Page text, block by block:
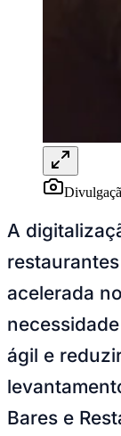
NBB
Competições de
Brasileirão
Paulistão
Libertadores
Copa América
Premier
La Liga
Bundesliga
Times - Ir direto
A
acelerada
ágil e
Bares e